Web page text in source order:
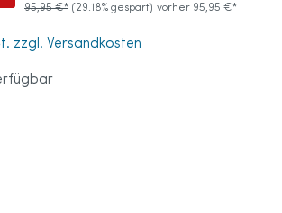
95,95 €* (29.18% gespart) vorher 95,95 €*
zzgl. Versandkosten